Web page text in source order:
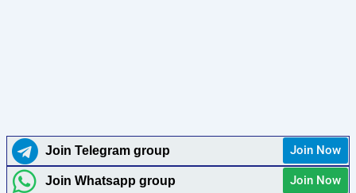
Join Telegram group Join Now
Join Whatsapp group Join Now